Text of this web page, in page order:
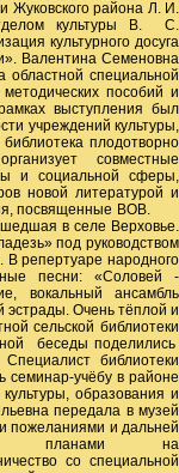
Жуковского района Л. И.
культуры В. С.
культурного досуга
Валентина Семеновна
областной специальной
пособий и
выступления был
учреждений культуры,
плодотворно
совместные
и социальной сферы,
новой литературой и
посвященные ВОВ.
в селе Верховье.
под руководством
репертуаре народного
песни: «Соловей -
вокальный ансамбль
эстрады. Очень тёплой и
сельской библиотеки
беседы поделились
библиотеки
семинар-учёбу в районе
образования и
передала в музей
пожеланиями и дальней
планами на
со специальной